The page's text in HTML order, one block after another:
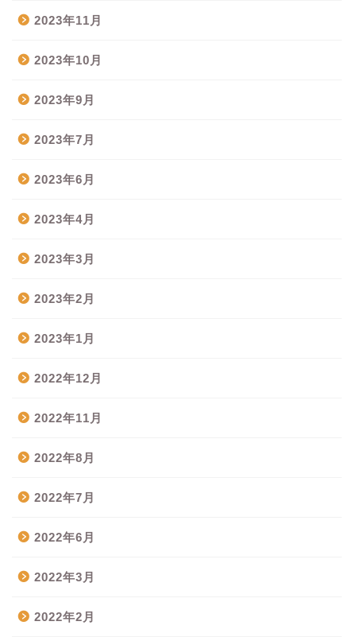
2023年11月
2023年10月
2023年9月
2023年7月
2023年6月
2023年4月
2023年3月
2023年2月
2023年1月
2022年12月
2022年11月
2022年8月
2022年7月
2022年6月
2022年3月
2022年2月